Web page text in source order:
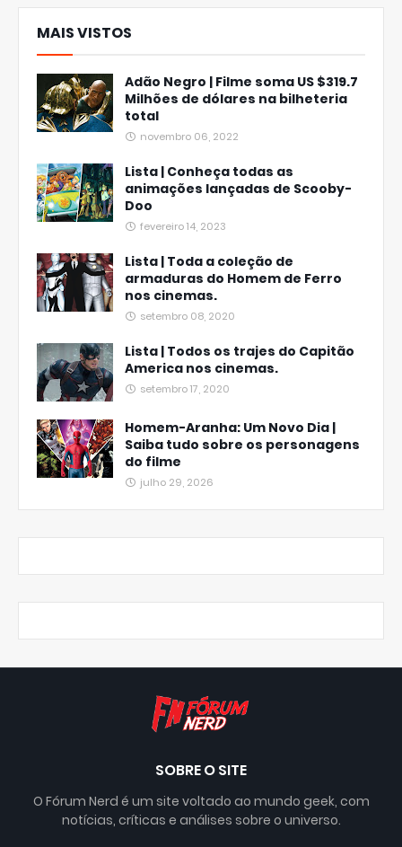
MAIS VISTOS
Adão Negro | Filme soma US $319.7
Milhões de dólares na bilheteria
total
novembro 06, 2022
Lista | Conheça todas as
animações lançadas de Scooby-
Doo
fevereiro 14, 2023
Lista | Toda a coleção de
armaduras do Homem de Ferro
nos cinemas.
setembro 08, 2020
Lista | Todos os trajes do Capitão
America nos cinemas.
setembro 17, 2020
Homem-Aranha: Um Novo Dia |
Saiba tudo sobre os personagens
do filme
julho 29, 2026
SOBRE O SITE
O Fórum Nerd é um site voltado ao mundo geek, com
notícias, críticas e análises sobre o universo.